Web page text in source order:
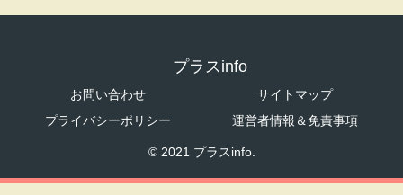
プラスinfo
お問い合わせ
サイトマップ
プライバシーポリシー
運営者情報＆免責事項
© 2021 プラスinfo.